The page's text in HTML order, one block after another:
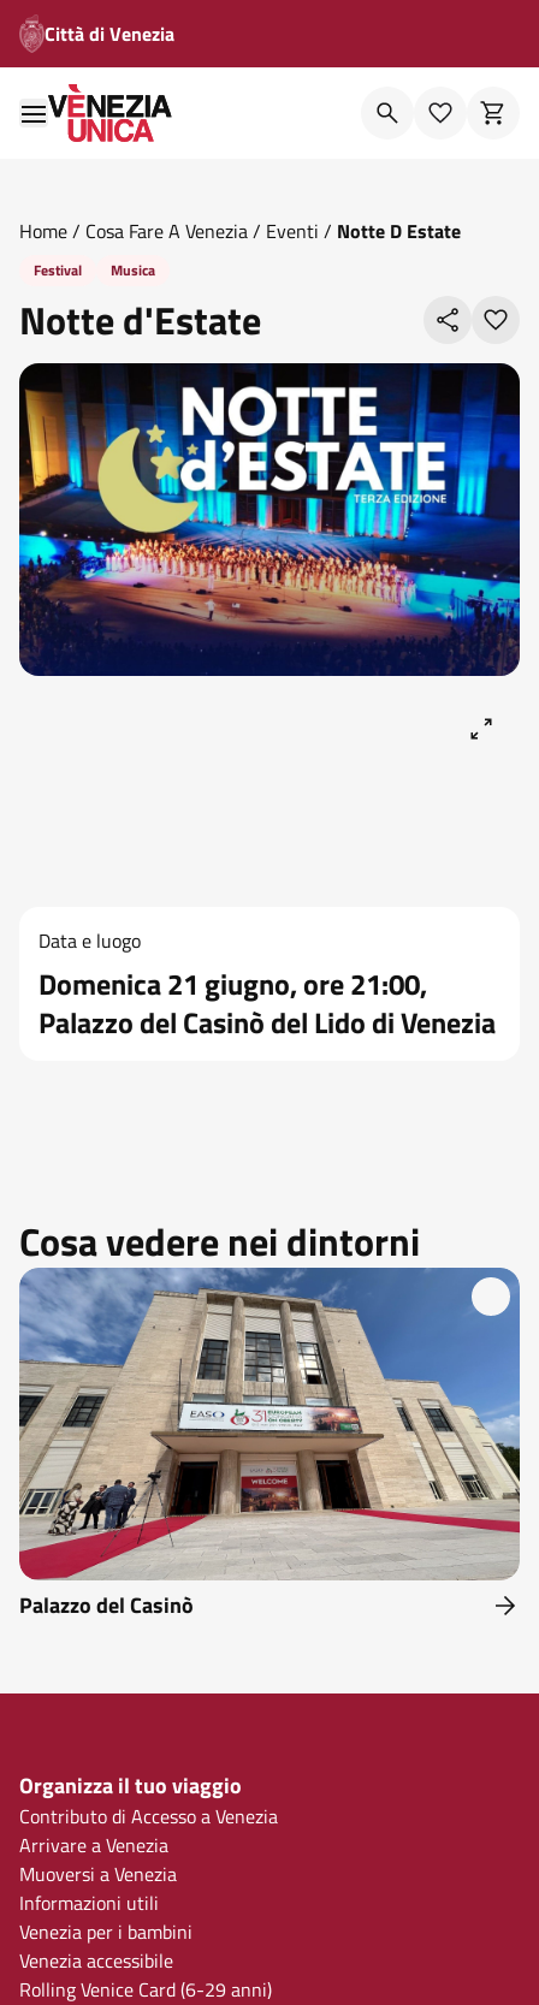
Città di Venezia
Home/ Cosa Fare A Venezia/ Eventi / Notte D Estate
Festival Musica
Notte d'Estate
Data e luogo
Domenica 21 giugno, ore 21:00,
Palazzo del Casinò del Lido di Venezia
Cosa vedere nei dintorni
Palazzo del Casinò
Organizza il tuo viaggio
Contributo di Accesso a Venezia
Arrivare a Venezia
Muoversi a Venezia
Informazioni utili
Venezia per i bambini
Venezia accessibile
Rolling Venice Card (6-29 anni)